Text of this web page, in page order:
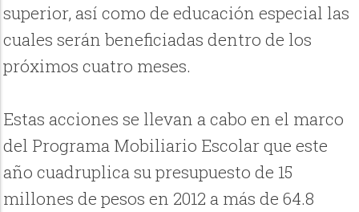
superior, así como de educación especial las
cuales serán beneficiadas dentro de los
próximos cuatro meses.
Estas acciones se llevan a cabo en el marco
del Programa Mobiliario Escolar que este
año cuadruplica su presupuesto de 15
millones de pesos en 2012 a más de 64.8